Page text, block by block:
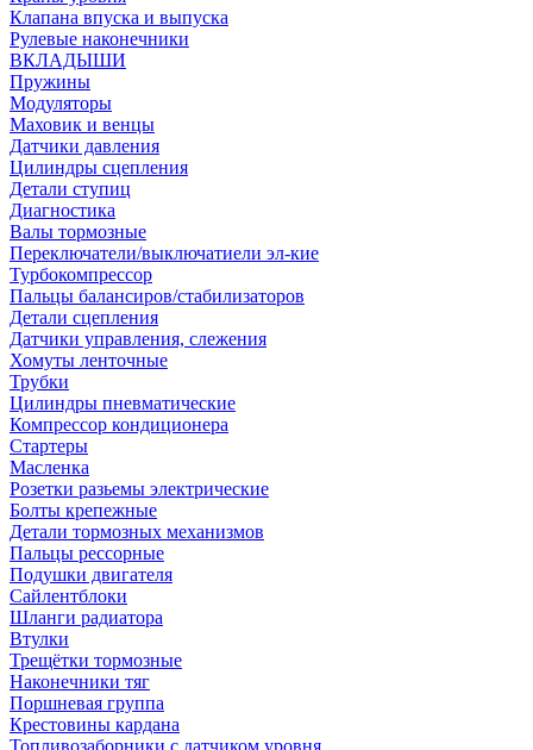
Клапана впуска и выпуска
Рулевые наконечники
ВКЛАДЫШИ
Пружины
Модуляторы
Маховик и венцы
Датчики давления
Цилиндры сцепления
Детали ступиц
Диагностика
Валы тормозные
Переключатели/выключатиели эл-кие
Турбокомпрессор
Пальцы балансиров/стабилизаторов
Детали сцепления
Датчики управления, слежения
Хомуты ленточные
Трубки
Цилиндры пневматические
Компрессор кондиционера
Стартеры
Масленка
Розетки разьемы электрические
Болты крепежные
Детали тормозных механизмов
Пальцы рессорные
Подушки двигателя
Сайлентблоки
Шланги радиатора
Втулки
Трещётки тормозные
Наконечники тяг
Поршневая группа
Крестовины кардана
Топливозаборники с датчиком уровня